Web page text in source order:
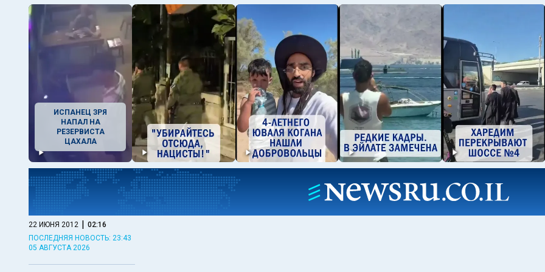
ИСПАНЕЦ ЗРЯ
НАПАЛ НА
РЕЗЕРВИСТА
ЦАХАЛА
22 ИЮНЯ 2012 | 02:16
ПОСЛЕДНЯЯ НОВОСТЬ: 23:43
05 АВГУСТА 2026